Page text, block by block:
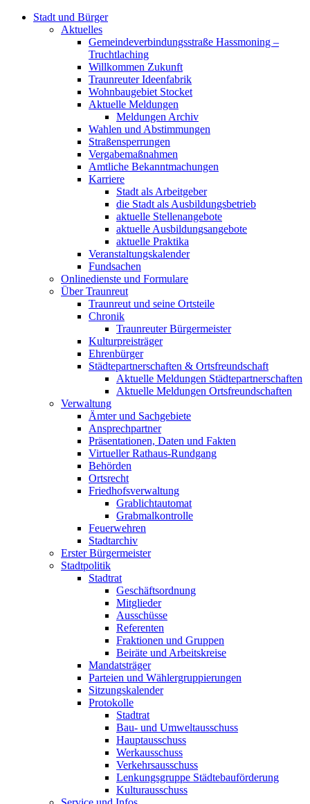
Stadt und Bürger
Aktuelles
Gemeindeverbindungsstraße Hassmoning –
Truchtlaching
Willkommen Zukunft
Traunreuter Ideenfabrik
Wohnbaugebiet Stocket
Aktuelle Meldungen
Meldungen Archiv
Wahlen und Abstimmungen
Straßensperrungen
Vergabemaßnahmen
Amtliche Bekanntmachungen
Karriere
Stadt als Arbeitgeber
die Stadt als Ausbildungsbetrieb
aktuelle Stellenangebote
aktuelle Ausbildungsangebote
aktuelle Praktika
Veranstaltungskalender
Fundsachen
Onlinedienste und Formulare
Über Traunreut
Traunreut und seine Ortsteile
Chronik
Traunreuter Bürgermeister
Kulturpreisträger
Ehrenbürger
Städtepartnerschaften & Ortsfreundschaft
Aktuelle Meldungen Städtepartnerschaften
Aktuelle Meldungen Ortsfreundschaften
Verwaltung
Ämter und Sachgebiete
Ansprechpartner
Präsentationen, Daten und Fakten
Virtueller Rathaus-Rundgang
Behörden
Ortsrecht
Friedhofsverwaltung
Grablichtautomat
Grabmalkontrolle
Feuerwehren
Stadtarchiv
Erster Bürgermeister
Stadtpolitik
Stadtrat
Geschäftsordnung
Mitglieder
Ausschüsse
Referenten
Fraktionen und Gruppen
Beiräte und Arbeitskreise
Mandatsträger
Parteien und Wählergruppierungen
Sitzungskalender
Protokolle
Stadtrat
Bau- und Umweltausschuss
Hauptausschuss
Werkausschuss
Verkehrsausschuss
Lenkungsgruppe Städtebauförderung
Kulturausschuss